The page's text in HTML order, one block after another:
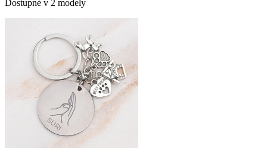
Dostupné v 2 modely